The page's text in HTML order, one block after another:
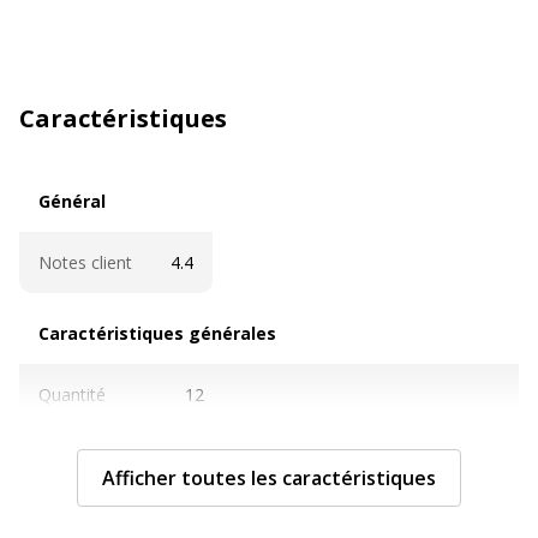
Caractéristiques
Général
Notes client 4.4
Caractéristiques générales
Quantité
12
catégorie
Stylos à pointe de fibre, marqueurs et
surligneurs
Afficher toutes les caractéristiques